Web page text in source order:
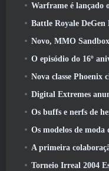
Warframe é lançado
Battle Royale DeGen Rivals baseado em Crazy
Novo, MMO Sandbox de mundo
O episódio do 16º aniversário de Star
Nova classe Phoenix
Digital Extremes anuncia “grande
Os buffs e nerfs de
Os modelos de moda de Guild Wars
A primeira colaboração de
Torneio Irreal 2004 Está disponível